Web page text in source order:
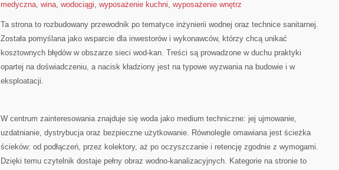
medyczna, wina, wodociągi, wyposażenie kuchni, wyposażenie wnętrz
Ta strona to rozbudowany przewodnik po tematyce inżynierii wodnej oraz technice sanitarnej.
Została pomyślana jako wsparcie dla inwestorów i wykonawców, którzy chcą unikać
kosztownych błędów w obszarze sieci wod-kan. Treści są prowadzone w duchu praktyki
opartej na doświadczeniu, a nacisk kładziony jest na typowe wyzwania na budowie i w
eksploatacji.
W centrum zainteresowania znajduje się woda jako medium techniczne: jej ujmowanie,
uzdatnianie, dystrybucja oraz bezpieczne użytkowanie. Równolegle omawiana jest ścieżka
ścieków: od podłączeń, przez kolektory, aż po oczyszczanie i retencję zgodnie z wymogami.
Dzięki temu czytelnik dostaje pełny obraz wodno-kanalizacyjnych. Kategorie na stronie to